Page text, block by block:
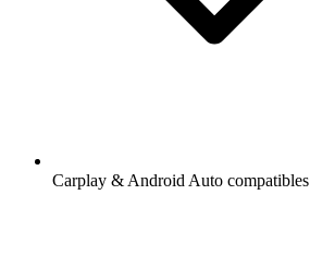
Carplay & Android Auto compatibles